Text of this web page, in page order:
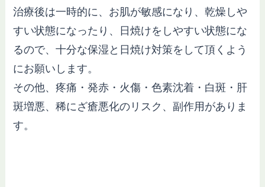
治療後は一時的に、お肌が敏感になり、乾燥しや
すい状態になったり、日焼けをしやすい状態にな
るので、十分な保湿と日焼け対策をして頂くよう
にお願いします。
その他、疼痛・発赤・火傷・色素沈着・白斑・肝
斑増悪、稀にざ瘡悪化のリスク、副作用がありま
す。